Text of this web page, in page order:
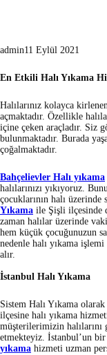
admin11 Eylül 2021
En Etkili Halı Yıkama
Halılarınız kolayca
açmaktadır. Özellikle
içine çeken araçladır. Siz
bulunmaktadır. Burada
çoğalmaktadır.
Bahçelievler Halı yıkama
halılarınızı yıkıyoruz.
çocuklarının halı
Yıkama ile Şişli ilçesinde
zaman halılar üzerinde
hem küçük çocuğunuzun
nedenle halı yıkama
alır.
İstanbul Halı Yıkama
Sistem Halı Yıkama
ilçesine halı yıkama
müşterilerimizin halılarını
etmekteyiz. İstanbul’un
yıkama hizmeti uzman